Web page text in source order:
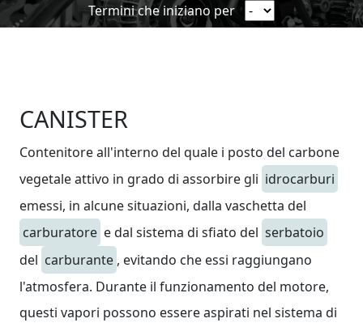
Termini che iniziano per
CANISTER
Contenitore all'interno del quale i posto del carbone
vegetale attivo in grado di assorbire gli idrocarburi
emessi, in alcune situazioni, dalla vaschetta del
carburatore e dal sistema di sfiato del serbatoio
del carburante , evitando che essi raggiungano
l'atmosfera. Durante il funzionamento del motore,
questi vapori possono essere aspirati nel sistema di